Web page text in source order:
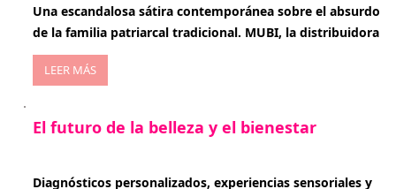
Una escandalosa sátira contemporánea sobre el absurdo
de la familia patriarcal tradicional. MUBI, la distribuidora
LEER MÁS
El futuro de la belleza y el bienestar
Diagnósticos personalizados, experiencias sensoriales y